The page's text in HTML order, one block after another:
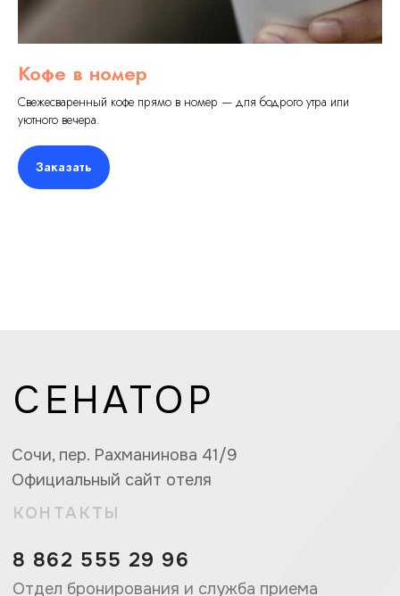
Кофе в номер
Свежесваренный кофе прямо в номер — для бодрого утра или
уютного вечера.
Заказать